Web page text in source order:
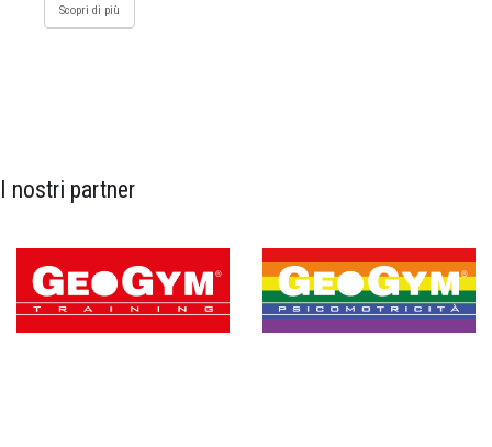
Scopri di più
I nostri partner